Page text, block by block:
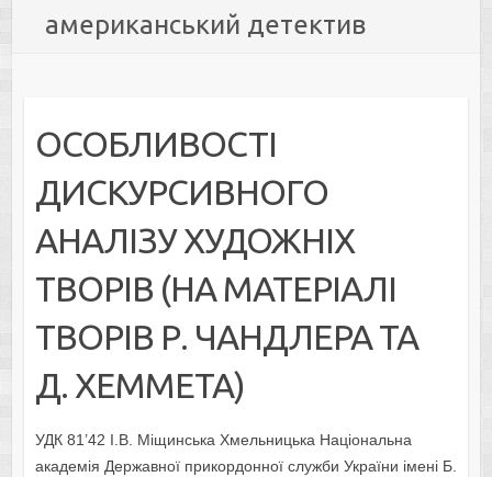
американський детектив
ОСОБЛИВОСТІ
ДИСКУРСИВНОГО
АНАЛІЗУ ХУДОЖНІХ
ТВОРІВ (НА МАТЕРІАЛІ
ТВОРІВ Р. ЧАНДЛЕРА ТА
Д. ХЕММЕТА)
УДК 81’42 І.В. Міщинська Хмельницька Національна
академія Державної прикордонної служби України імені Б.